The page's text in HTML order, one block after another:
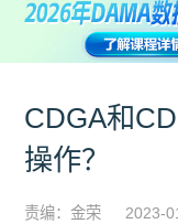
CDGA和
操作？
责编：金荣 2023-